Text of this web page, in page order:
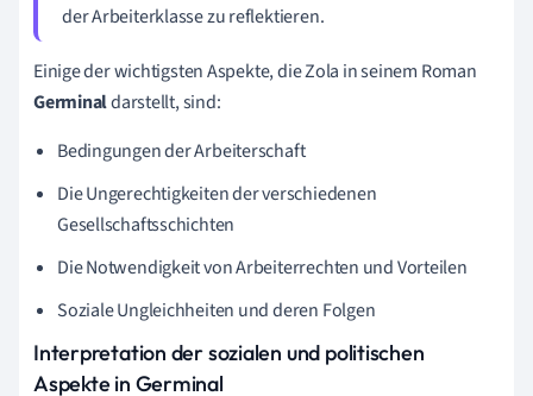
der Arbeiterklasse zu reflektieren.
Einige der wichtigsten Aspekte, die Zola in seinem Roman
Germinaldarstellt, sind:
Bedingungen der Arbeiterschaft
Die Ungerechtigkeiten der verschiedenen
Gesellschaftsschichten
Die Notwendigkeit von Arbeiterrechten und Vorteilen
Soziale Ungleichheiten und deren Folgen
Interpretation der sozialen und politischen
Aspekte in Germinal